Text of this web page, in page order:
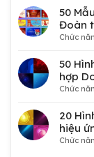
50
Đoàn
Chức
50
hợp
Chức
20
hiệu
Chức